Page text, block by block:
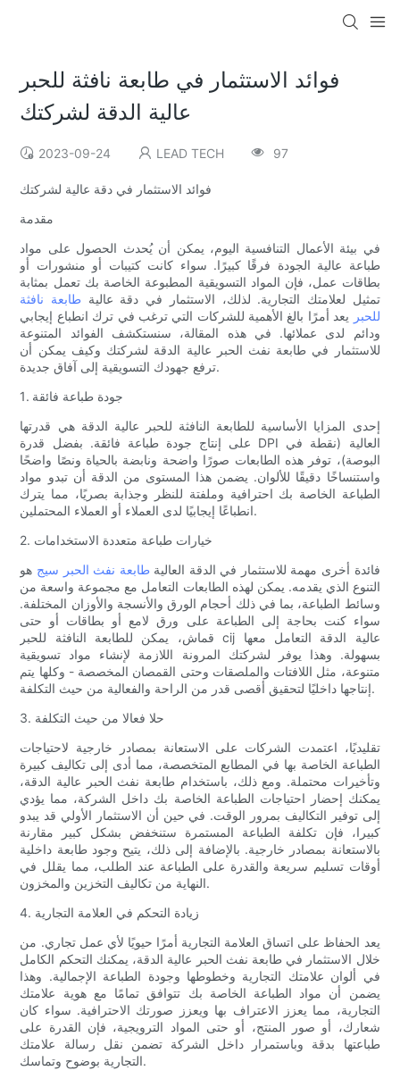
فوائد الاستثمار في طابعة نافثة للحبر
عالية الدقة لشركتك
2023-09-24 LEAD TECH 97
فوائد الاستثمار في دقة عالية لشركتك
مقدمة
في بيئة الأعمال التنافسية اليوم، يمكن أن يُحدث الحصول على مواد
طباعة عالية الجودة فرقًا كبيرًا. سواء كانت كتيبات أو منشورات أو
بطاقات عمل، فإن المواد التسويقية المطبوعة الخاصة بك تعمل بمثابة
تمثيل لعلامتك التجارية. لذلك، الاستثمار في دقة عالية طابعة نافثة
للحبر يعد أمرًا بالغ الأهمية للشركات التي ترغب في ترك انطباع إيجابي
ودائم لدى عملائها. في هذه المقالة، سنستكشف الفوائد المتنوعة
للاستثمار في طابعة نفث الحبر عالية الدقة لشركتك وكيف يمكن أن
ترفع جهودك التسويقية إلى آفاق جديدة.
1. جودة طباعة فائقة
إحدى المزايا الأساسية للطابعة النافثة للحبر عالية الدقة هي قدرتها
على إنتاج جودة طباعة فائقة. بفضل قدرة DPI العالية (نقطة في
البوصة)، توفر هذه الطابعات صورًا واضحة ونابضة بالحياة ونصًا واضحًا
واستنساخًا دقيقًا للألوان. يضمن هذا المستوى من الدقة أن تبدو مواد
الطباعة الخاصة بك احترافية وملفتة للنظر وجذابة بصريًا، مما يترك
انطباعًا إيجابيًا لدى العملاء أو العملاء المحتملين.
2. خيارات طباعة متعددة الاستخدامات
فائدة أخرى مهمة للاستثمار في الدقة العاليةطابعة نفث الحبر سيج هو
التنوع الذي يقدمه. يمكن لهذه الطابعات التعامل مع مجموعة واسعة من
وسائط الطباعة، بما في ذلك أحجام الورق والأنسجة والأوزان المختلفة.
سواء كنت بحاجة إلى الطباعة على ورق لامع أو بطاقات أو حتى
قماش، يمكن للطابعة النافثة للحبر cij عالية الدقة التعامل معها
بسهولة. وهذا يوفر لشركتك المرونة اللازمة لإنشاء مواد تسويقية
متنوعة، مثل اللافتات والملصقات وحتى القمصان المخصصة - وكلها يتم
إنتاجها داخليًا لتحقيق أقصى قدر من الراحة والفعالية من حيث التكلفة.
3. حلا فعالا من حيث التكلفة
تقليديًا، اعتمدت الشركات على الاستعانة بمصادر خارجية لاحتياجات
الطباعة الخاصة بها في المطابع المتخصصة، مما أدى إلى تكاليف كبيرة
وتأخيرات محتملة. ومع ذلك، باستخدام طابعة نفث الحبر عالية الدقة،
يمكنك إحضار احتياجات الطباعة الخاصة بك داخل الشركة، مما يؤدي
إلى توفير التكاليف بمرور الوقت. في حين أن الاستثمار الأولي قد يبدو
كبيرا، فإن تكلفة الطباعة المستمرة ستنخفض بشكل كبير مقارنة
بالاستعانة بمصادر خارجية. بالإضافة إلى ذلك، يتيح وجود طابعة داخلية
أوقات تسليم سريعة والقدرة على الطباعة عند الطلب، مما يقلل في
النهاية من تكاليف التخزين والمخزون.
4. زيادة التحكم في العلامة التجارية
يعد الحفاظ على اتساق العلامة التجارية أمرًا حيويًا لأي عمل تجاري. من
خلال الاستثمار في طابعة نفث الحبر عالية الدقة، يمكنك التحكم الكامل
في ألوان علامتك التجارية وخطوطها وجودة الطباعة الإجمالية. وهذا
يضمن أن مواد الطباعة الخاصة بك تتوافق تمامًا مع هوية علامتك
التجارية، مما يعزز الاعتراف بها ويعزز صورتك الاحترافية. سواء كان
شعارك، أو صور المنتج، أو حتى المواد الترويجية، فإن القدرة على
طباعتها بدقة وباستمرار داخل الشركة تضمن نقل رسالة علامتك
التجارية بوضوح وتماسك.